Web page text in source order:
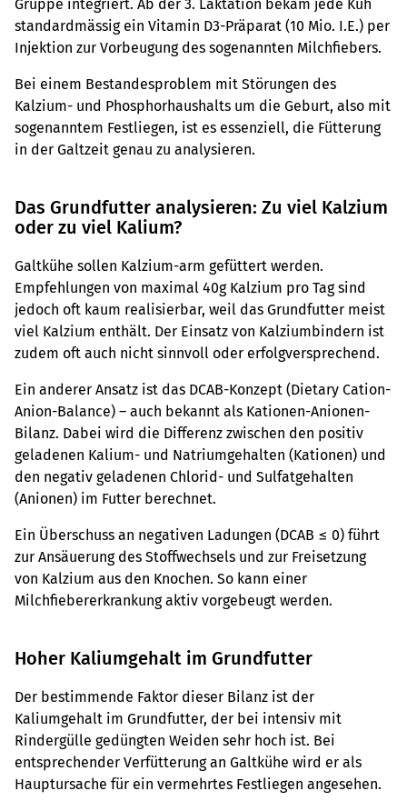
Gruppe integriert. Ab der 3. Laktation bekam jede Kuh
standardmässig ein Vitamin D3-Präparat (10 Mio. I.E.) per
Injektion zur Vorbeugung des sogenannten Milchfiebers.
Bei einem Bestandesproblem mit Störungen des
Kalzium- und Phosphorhaushalts um die Geburt, also mit
sogenanntem Festliegen, ist es essenziell, die Fütterung
in der Galtzeit genau zu analysieren.
Das Grundfutter analysieren: Zu viel Kalzium
oder zu viel Kalium?
Galtkühe sollen Kalzium-arm gefüttert werden.
Empfehlungen von maximal 40g Kalzium pro Tag sind
jedoch oft kaum realisierbar, weil das Grundfutter meist
viel Kalzium enthält. Der Einsatz von Kalziumbindern ist
zudem oft auch nicht sinnvoll oder erfolgversprechend.
Ein anderer Ansatz ist das DCAB-Konzept (Dietary Cation-
Anion-Balance) – auch bekannt als Kationen-Anionen-
Bilanz. Dabei wird die Differenz zwischen den positiv
geladenen Kalium- und Natriumgehalten (Kationen) und
den negativ geladenen Chlorid- und Sulfatgehalten
(Anionen) im Futter berechnet.
Ein Überschuss an negativen Ladungen (DCAB ≤ 0) führt
zur Ansäuerung des Stoffwechsels und zur Freisetzung
von Kalzium aus den Knochen. So kann einer
Milchfiebererkrankung aktiv vorgebeugt werden.
Hoher Kaliumgehalt im Grundfutter
Der bestimmende Faktor dieser Bilanz ist der
Kaliumgehalt im Grundfutter, der bei intensiv mit
Rindergülle gedüngten Weiden sehr hoch ist. Bei
entsprechender Verfütterung an Galtkühe wird er als
Hauptursache für ein vermehrtes Festliegen angesehen.